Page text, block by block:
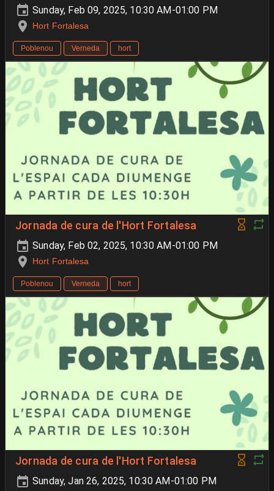
Sunday, Feb 09, 2025, 10:30 AM-01:00 PM
Hort Fortalesa
Poblenou Verneda hort
Jornada de cura de l'Hort Fortalesa
Sunday, Feb 02, 2025, 10:30 AM-01:00 PM
Hort Fortalesa
Poblenou Verneda hort
Jornada de cura de l'Hort Fortalesa
Sunday, Jan 26, 2025, 10:30 AM-01:00 PM